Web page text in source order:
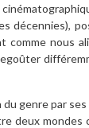
décennies),
comme nous
du genre par
deux mondes